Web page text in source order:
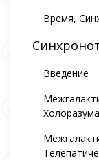
Время,
Введение